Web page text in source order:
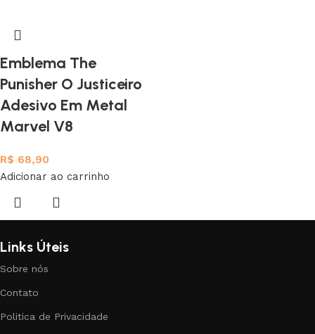
Emblema The
Punisher O Justiceiro
Adesivo Em Metal
Marvel V8
R$ 68,90
Adicionar ao carrinho
Links Úteis
Sobre nós
Contato
Politica de Privacidade